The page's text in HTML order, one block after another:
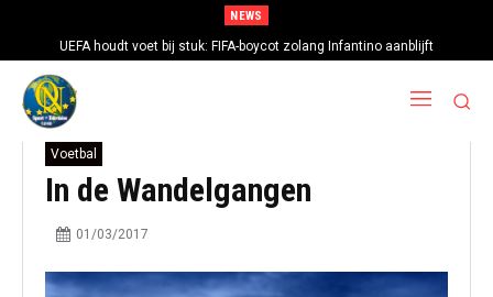
NEWS
UEFA houdt voet bij stuk: FIFA-boycot zolang Infantino aanblijft
Voetbal
In de Wandelgangen
01/03/2017